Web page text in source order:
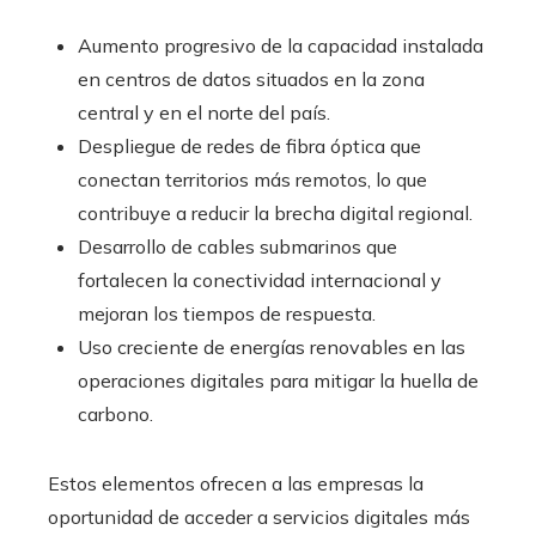
Aumento progresivo de la capacidad instalada
en centros de datos situados en la zona
central y en el norte del país.
Despliegue de redes de fibra óptica que
conectan territorios más remotos, lo que
contribuye a reducir la brecha digital regional.
Desarrollo de cables submarinos que
fortalecen la conectividad internacional y
mejoran los tiempos de respuesta.
Uso creciente de energías renovables en las
operaciones digitales para mitigar la huella de
carbono.
Estos elementos ofrecen a las empresas la
oportunidad de acceder a servicios digitales más